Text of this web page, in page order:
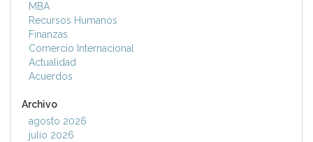
MBA
Recursos Humanos
Finanzas
Comercio Internacional
Actualidad
Acuerdos
Archivo
agosto 2026
julio 2026